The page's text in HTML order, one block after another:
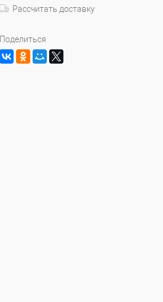
Рассчитать доставку
Поделиться